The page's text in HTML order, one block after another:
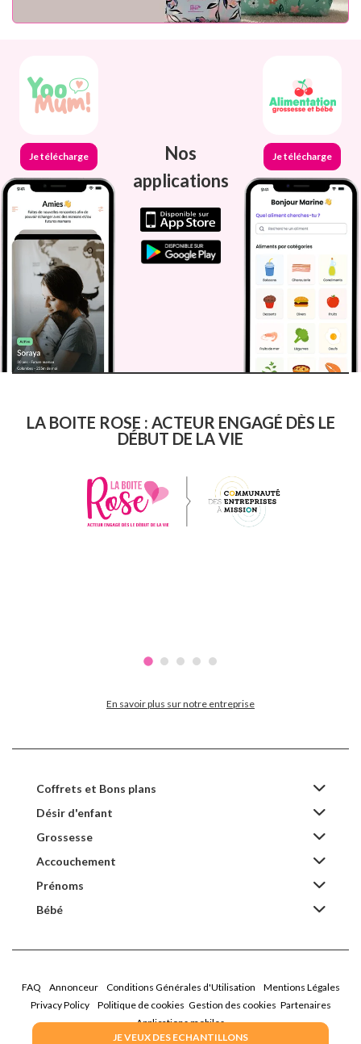
JE VEUX DES ECHANTILLONS
Je télécharge
Nos
applications
Je télécharge
LA BOITE ROSE : ACTEUR ENGAGÉ DÈS LE
DÉBUT DE LA VIE
En savoir plus sur notre entreprise
Coffrets et Bons plans
Désir d'enfant
Grossesse
Accouchement
Prénoms
Bébé
FAQ Annonceur Conditions Générales d'Utilisation
Mentions Légales
Privacy Policy
Politique de cookies Gestion des cookies Partenaires
Applications mobiles